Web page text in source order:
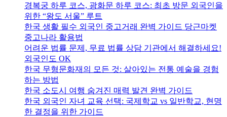
경복궁 하루 코스, 광화문 하루 코스: 최초 방문 외국인을
위한 “왕도 서울” 루트
한국 생활 필수 외국인 중고거래 완벽 가이드 당근마켓
중고나라 활용법
어려운 법률 문제, 무료 법률 상담 기관에서 해결하세요!
외국인도 OK
한국 무형문화재의 모든 것: 살아있는 전통 예술을 경험
하는 방법
한국 소도시 여행 숨겨진 매력 발견 완벽 가이드
한국 외국인 자녀 교육 선택: 국제학교 vs 일반학교, 현명
한 결정을 위한 가이드